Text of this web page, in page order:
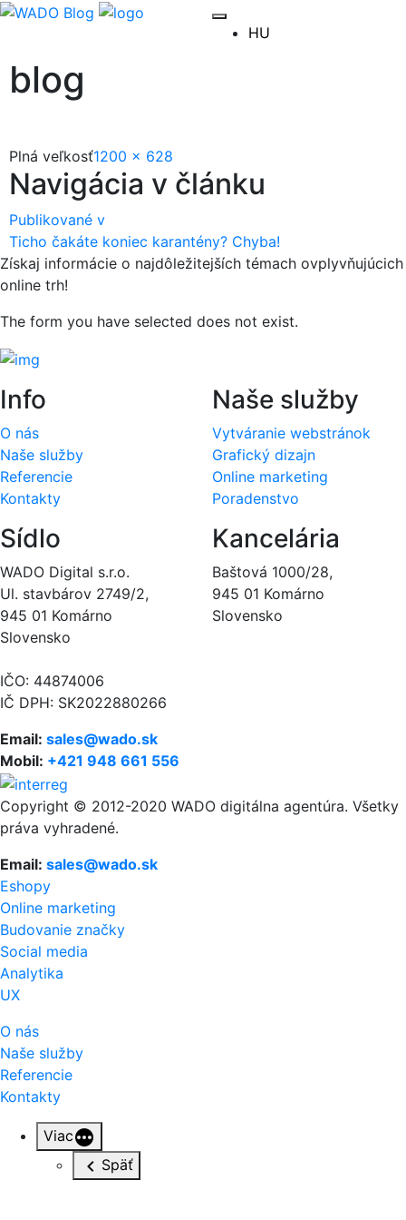
HU
blog
Plná veľkosť1200 × 628
Navigácia v článku
Publikované v
Ticho čakáte koniec karantény? Chyba!
Získaj informácie o najdôležitejších témach ovplyvňujúcich
online trh!
The form you have selected does not exist.
Info
O nás
Naše služby
Referencie
Kontakty
Naše služby
Vytváranie webstránok
Grafický dizajn
Online marketing
Poradenstvo
Sídlo
WADO Digital s.r.o.
Ul. stavbárov 2749/2,
945 01 Komárno
Slovensko
IČO: 44874006
IČ DPH: SK2022880266
Kancelária
Baštová 1000/28,
945 01 Komárno
Slovensko
Email: sales@wado.sk
Mobil: +421 948 661 556
Copyright © 2012-2020 WADO digitálna agentúra. Všetky
práva vyhradené.
Email: sales@wado.sk
Eshopy
Online marketing
Budovanie značky
Social media
Analytika
UX
O nás
Naše služby
Referencie
Kontakty
Viac
Späť